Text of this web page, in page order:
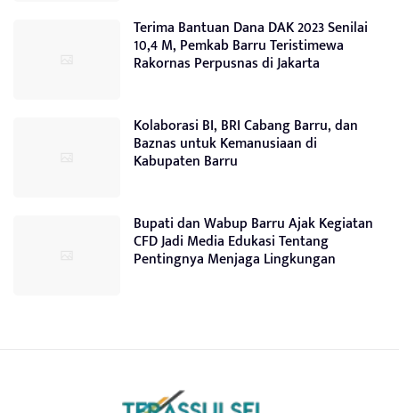
Terima Bantuan Dana DAK 2023 Senilai
10,4 M, Pemkab Barru Teristimewa
Rakornas Perpusnas di Jakarta
Kolaborasi BI, BRI Cabang Barru, dan
Baznas untuk Kemanusiaan di
Kabupaten Barru
Bupati dan Wabup Barru Ajak Kegiatan
CFD Jadi Media Edukasi Tentang
Pentingnya Menjaga Lingkungan